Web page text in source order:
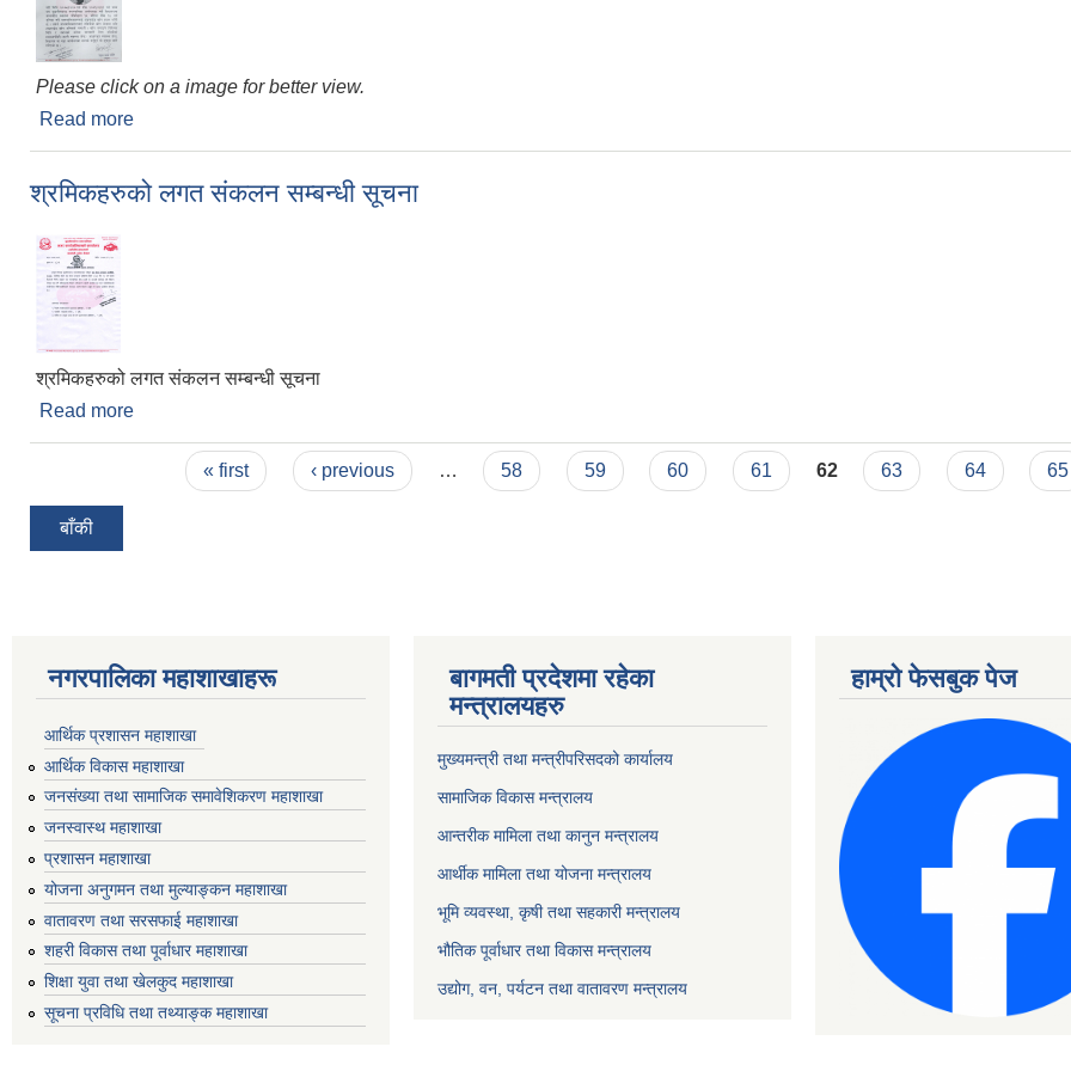
Please click on a image for better view.
Read more
श्रमिकहरुको लगत संकलन सम्बन्धी सूचना
श्रमिकहरुको लगत संकलन सम्बन्धी सूचना
Read more
« first ‹ previous … 58 59 60 61 62 63 64 65
बाँकी
नगरपालिका महाशाखाहरू
आर्थिक प्रशासन महाशाखा
आर्थिक विकास महाशाखा
जनसंख्या तथा सामाजिक समावेशिकरण महाशाखा
जनस्वास्थ महाशाखा
प्रशासन महाशाखा
योजना अनुगमन तथा मुल्याङ्कन महाशाखा
वातावरण तथा सरसफाई महाशाखा
शहरी विकास तथा पूर्वाधार महाशाखा
शिक्षा युवा तथा खेलकुद महाशाखा
सूचना प्रविधि तथा तथ्याङ्क महाशाखा
बागमती प्रदेशमा रहेका
मन्त्रालयहरु
मुख्यमन्त्री तथा मन्त्रीपरिसदको कार्यालय
सामाजिक विकास मन्त्रालय
आन्तरीक मामिला तथा कानुन मन्त्रालय
आर्थीक मामिला तथा योजना मन्त्रालय
भूमि व्यवस्था, कृषी तथा सहकारी मन्त्रालय
भौतिक पूर्वाधार तथा विकास मन्त्रालय
उद्योग, वन, पर्यटन तथा वातावरण मन्त्रालय
हाम्रो फेसबुक पेज